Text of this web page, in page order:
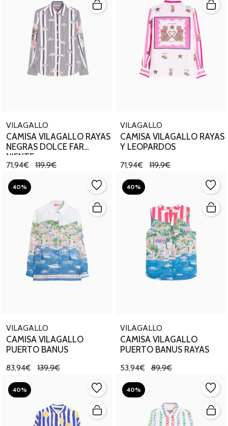
VILAGALLO
CAMISA VILAGALLO RAYAS
NEGRAS DOLCE FAR
NIENTE
71,94€ 119,9€
VILAGALLO
CAMISA VILAGALLO RAYAS
Y LEOPARDOS
71,94€ 119,9€
40%
VILAGALLO
CAMISA VILAGALLO
PUERTO BANUS
83,94€ 139,9€
40%
VILAGALLO
CAMISA VILAGALLO
PUERTO BANUS RAYAS
53,94€ 89,9€
40% 40%